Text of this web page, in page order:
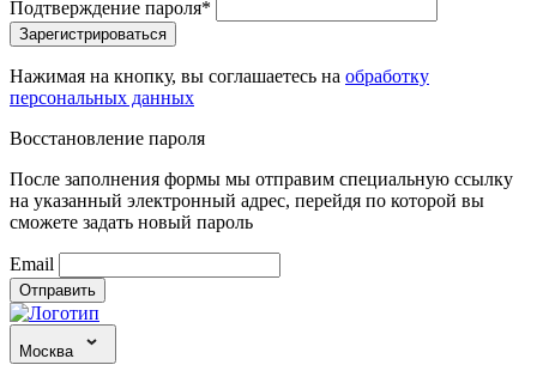
Подтверждение пароля*
Зарегистрироваться
Нажимая на кнопку, вы соглашаетесь на обработку
персональных данных
Восстановление пароля
После заполнения формы мы отправим специальную ссылку
на указанный электронный адрес, перейдя по которой вы
сможете задать новый пароль
Email
Отправить
Москва